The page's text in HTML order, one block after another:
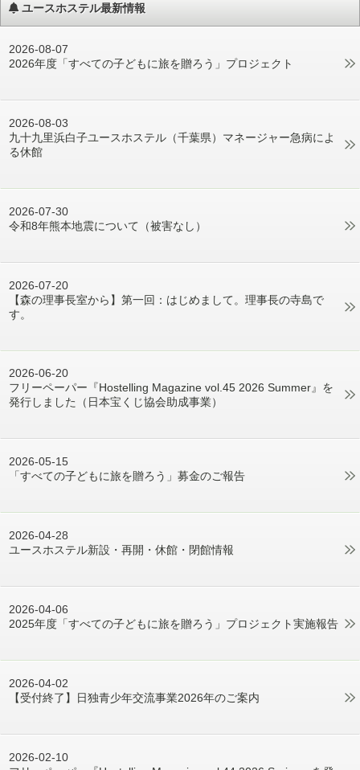
ユースホステル最新情報
2026-08-07
2026年度「すべての子どもに旅を贈ろう」プロジェクト
2026-08-03
九十九里浜白子ユースホステル（千葉県）マネージャー急病によ
る休館
2026-07-30
令和8年熊本地震について（被害なし）
2026-07-20
【森の理事長室から】第一回：はじめまして。理事長の寺島で
す。
2026-06-20
フリーペーパー『Hostelling Magazine vol.45 2026 Summer』を
発行しました（日本宝くじ協会助成事業）
2026-05-15
「すべての子どもに旅を贈ろう」募金のご報告
2026-04-28
ユースホステル新設・再開・休館・閉館情報
2026-04-06
2025年度「すべての子どもに旅を贈ろう」プロジェクト実施報告
2026-04-02
【受付終了】日独青少年交流事業2026年のご案内
2026-02-10